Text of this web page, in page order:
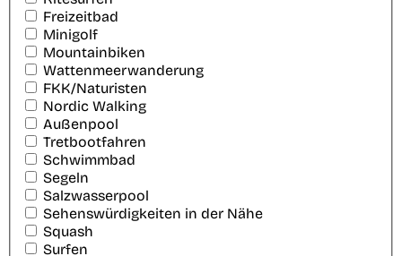
Freizeitbad
Minigolf
Mountainbiken
Wattenmeerwanderung
FKK/Naturisten
Nordic Walking
Außenpool
Tretbootfahren
Schwimmbad
Segeln
Salzwasserpool
Sehenswürdigkeiten in der Nähe
Squash
Surfen